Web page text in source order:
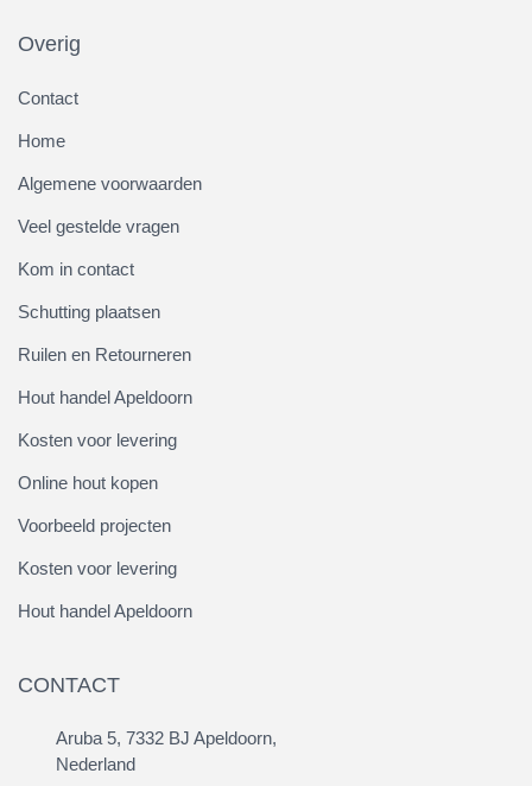
Overig
Contact
Home
Algemene voorwaarden
Veel gestelde vragen
Kom in contact
Schutting plaatsen
Ruilen en Retourneren
Hout handel Apeldoorn
Kosten voor levering
Online hout kopen
Voorbeeld projecten
Kosten voor levering
Hout handel Apeldoorn
CONTACT
Aruba 5, 7332 BJ Apeldoorn,
Nederland